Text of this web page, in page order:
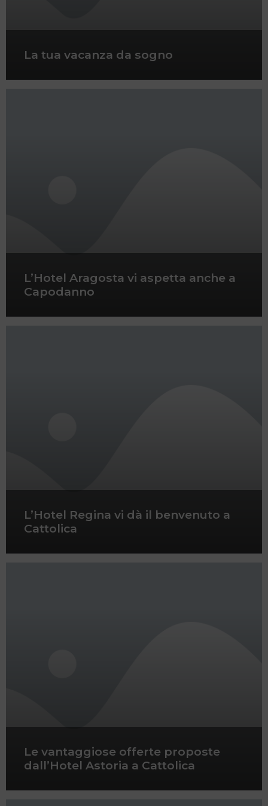
La tua vacanza da sogno
L’Hotel Aragosta vi aspetta anche a
Capodanno
L’Hotel Regina vi dà il benvenuto a
Cattolica
Le vantaggiose offerte proposte
dall’Hotel Astoria a Cattolica